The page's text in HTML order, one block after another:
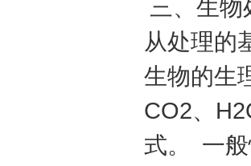
三、生物
从处理的
生物的生
CO2、
式。
一